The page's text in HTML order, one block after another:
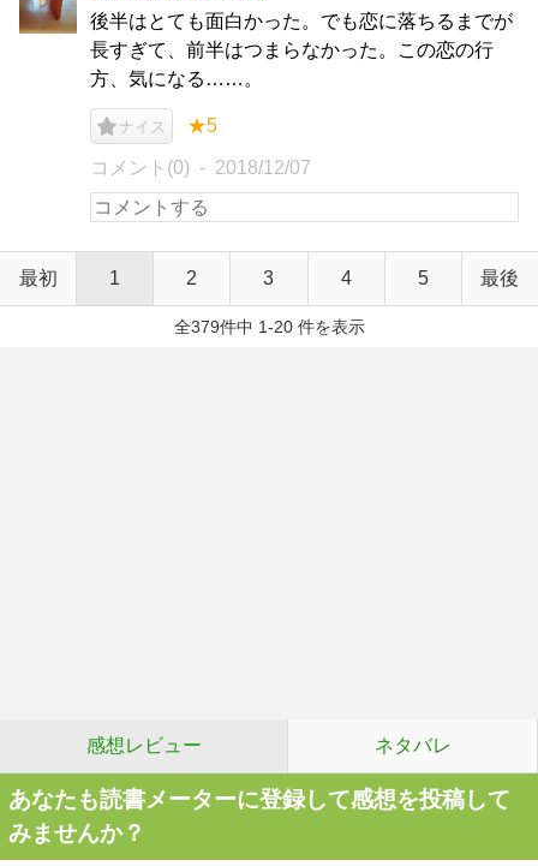
後半はとても面白かった。でも恋に落ちるまでが
長すぎて、前半はつまらなかった。この恋の行
方、気になる……。
ナイス ★5
コメント(0) 2018/12/07
最初 1 2 3 4 5 最後
全379件中 1-20 件を表示
感想レビュー ネタバレ
あなたも読書メーターに登録して感想を投稿して
みませんか？